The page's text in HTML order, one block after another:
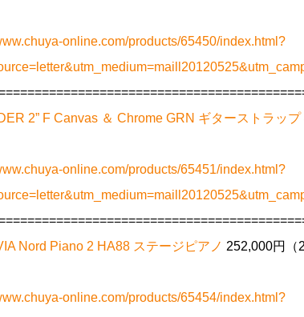
online.com/products/65450/index.html?
2” F Canvas ＆ Chrome GRN ギターストラップ
online.com/products/65451/index.html?
Nord Piano 2 HA88 ステージピアノ 252,000円（
online.com/products/65454/index.html?